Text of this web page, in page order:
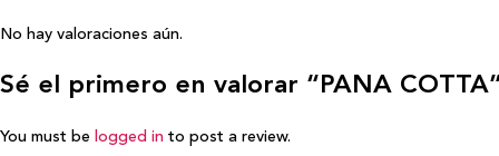
No hay valoraciones aún.
Sé el primero en valorar “PANA
You must be logged in to post a review.